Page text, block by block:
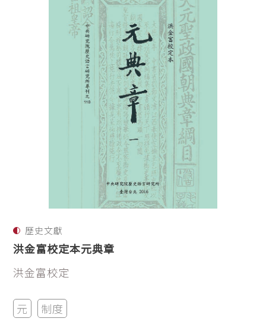
歷史文獻
洪金富校定本元典章
洪金富校定
元 制度